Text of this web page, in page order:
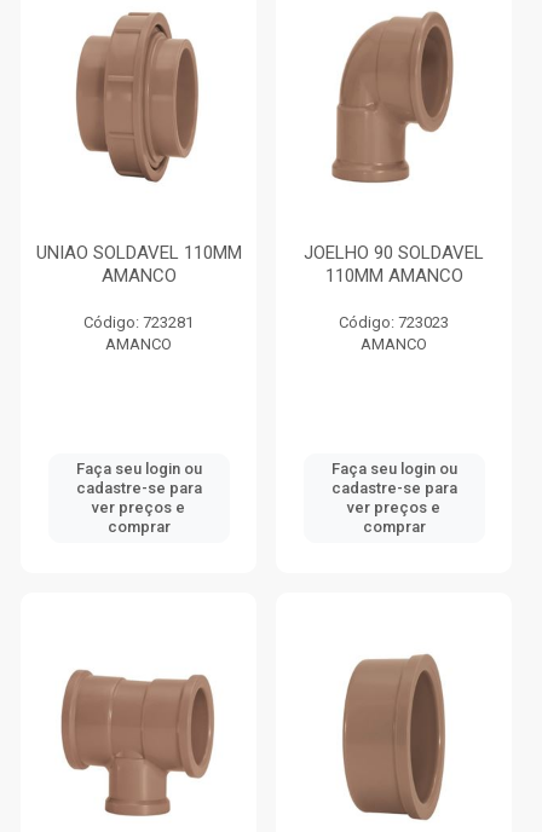
UNIAO SOLDAVEL 110MM
AMANCO
Código: 723281
AMANCO
Faça seu login ou
cadastre-se para
ver preços e
comprar
JOELHO 90 SOLDAVEL
110MM AMANCO
Código: 723023
AMANCO
Faça seu login ou
cadastre-se para
ver preços e
comprar